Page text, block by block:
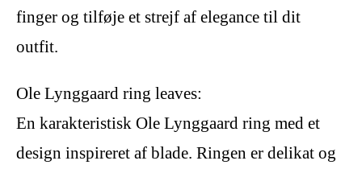
finger og tilføje et strejf af elegance til dit
outfit.
Ole Lynggaard ring leaves:
En karakteristisk Ole Lynggaard ring med et
design inspireret af blade. Ringen er delikat og